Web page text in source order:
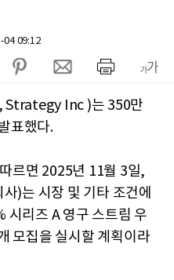
04 09:12
Strategy Inc )는 350만
표했다.
르면 2025년 11월 3일,
)는 시장 및 기타 조건에
리즈 A 영구 스트림 우
모집을 실시할 계획이라